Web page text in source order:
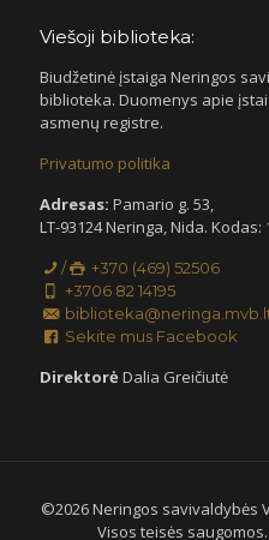
Viešoji biblioteka:
Biudžetinė įstaiga Neringos
biblioteka. Duomenys apie
asmenų registre.
Privatumo politika
Adresas: Pamario g. 53,
LT-93124 Neringa, Nida. Kodas:
/
+370 (469) 52506
+3706 82 14195
Sekite mus Facebook
Direktorė Dalia Greičiutė
©2026 Neringos savivaldybės
Visos teisės